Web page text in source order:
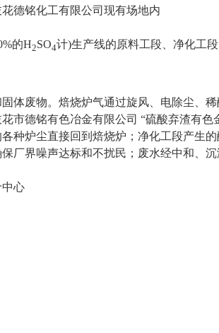
德铭化工有限公司现有场地内
的H2SO4计)生产线的原料工段、净化工
体废物。焙烧炉气通过旋风、电除尘、
市德铭有色冶金有限公司 “硫酸弃渣有色
种炉尘直接回到焙烧炉；净化工段产生
厂界噪声达标和不扰民；废水经中和、沉
心